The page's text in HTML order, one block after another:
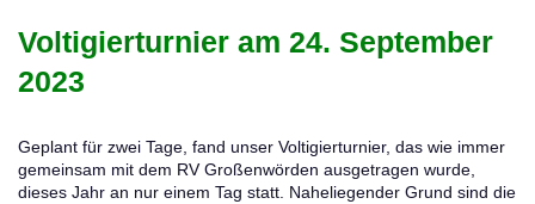
Voltigierturnier am 24. September
2023
Geplant für zwei Tage, fand unser Voltigierturnier, das wie immer
gemeinsam mit dem RV Großenwörden ausgetragen wurde,
dieses Jahr an nur einem Tag statt. Naheliegender Grund sind die